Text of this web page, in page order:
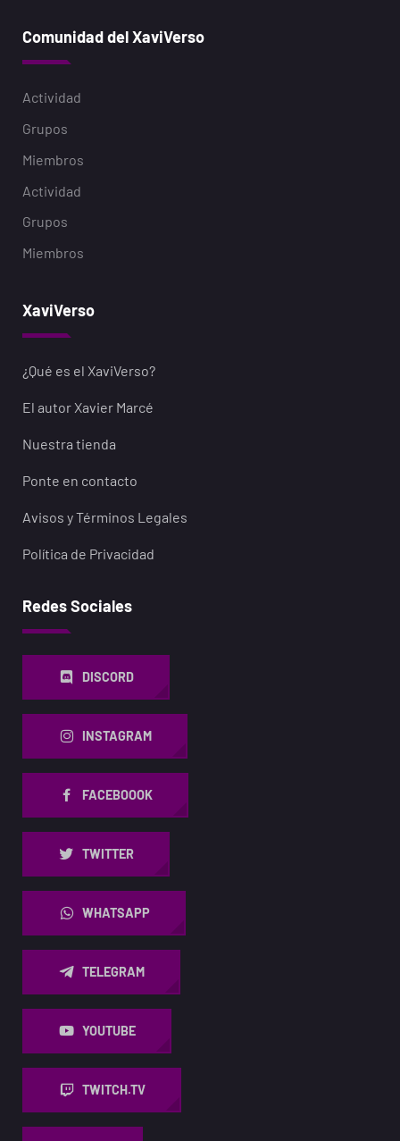
Comunidad del XaviVerso
Actividad
Grupos
Miembros
Actividad
Grupos
Miembros
XaviVerso
¿Qué es el XaviVerso?
El autor Xavier Marcé
Nuestra tienda
Ponte en contacto
Avisos y Términos Legales
Política de Privacidad
Redes Sociales
DISCORD
INSTAGRAM
FACEBOOOK
TWITTER
WHATSAPP
TELEGRAM
YOUTUBE
TWITCH.TV